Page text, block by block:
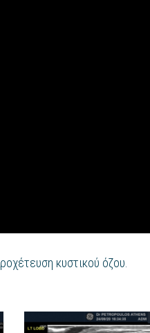
κυστικού όζου.